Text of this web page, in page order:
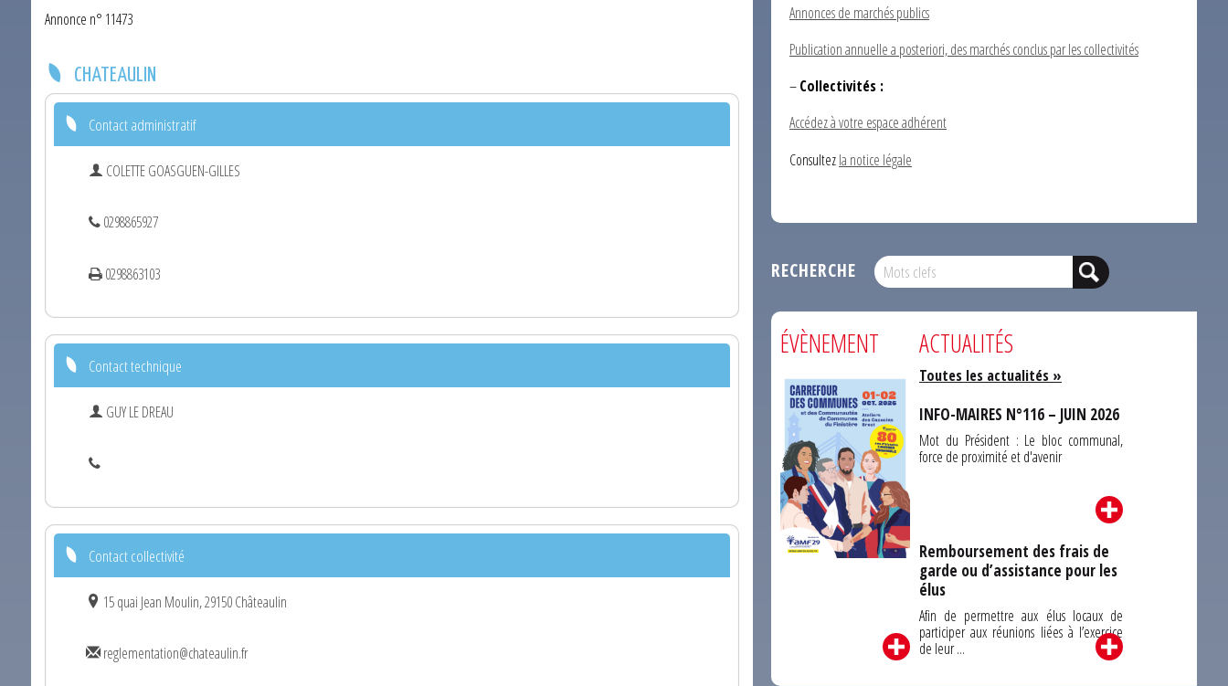
Annonce n° 11473
CHATEAULIN
Contact administratif
COLETTE GOASGUEN-GILLES
0298865927
0298863103
Contact technique
GUY LE DREAU
Contact collectivité
15 quai Jean Moulin, 29150 Châteaulin
reglementation@chateaulin.fr
Annonces de marchés publics
Publication annuelle a posteriori, des marchés conclus par les collectivités
–Collectivités :
Accédez à votre espace adhérent
Consultezla notice légale
RECHERCHE
ÉVÈNEMENT ACTUALITÉS
Toutes les actualités »
INFO-MAIRES N°116 – JUIN 2026
Mot du Président : Le bloc communal,
force de proximité et d'avenir
Remboursement des frais de
garde ou d’assistance pour les
élus
Afin de permettre aux élus locaux de
participer aux réunions liées à l’exercice
de leur ...